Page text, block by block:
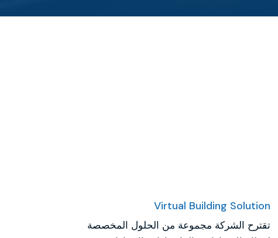
Virtual Building Solution
تقترح الشركة مجموعة من الحلول المخصصة